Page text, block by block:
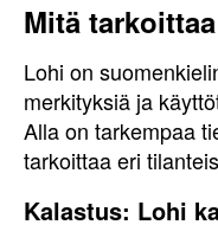
Mitä
Lohi on
merkityksiä ja
Alla on tarkempaa
tarkoittaa eri
Kalastus: Lohi